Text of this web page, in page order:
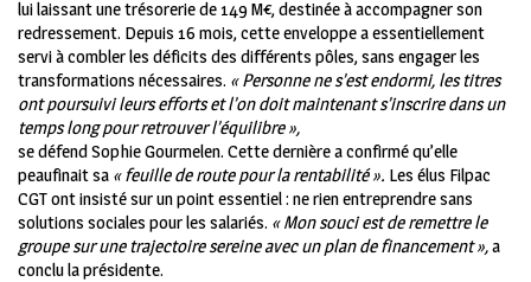
lui laissant une trésorerie de 149 M€, destinée à accompagner son
redressement. Depuis 16 mois, cette enveloppe a essentiellement
servi à combler les déficits des différents pôles, sans engager les
transformations nécessaires. « Personne ne s’est endormi, les titres
ont poursuivi leurs efforts et l’on doit maintenant s’inscrire dans un
temps long pour retrouver l’équilibre »,
se défend Sophie Gourmelen. Cette dernière a confirmé qu’elle
peaufinait sa « feuille de route pour la rentabilité ». Les élus Filpac
CGT ont insisté sur un point essentiel : ne rien entreprendre sans
solutions sociales pour les salariés. « Mon souci est de remettre le
groupe sur une trajectoire sereine avec un plan de financement »,a
conclu la présidente.